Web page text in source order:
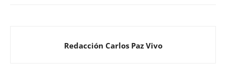
Redacción Carlos Paz Vivo